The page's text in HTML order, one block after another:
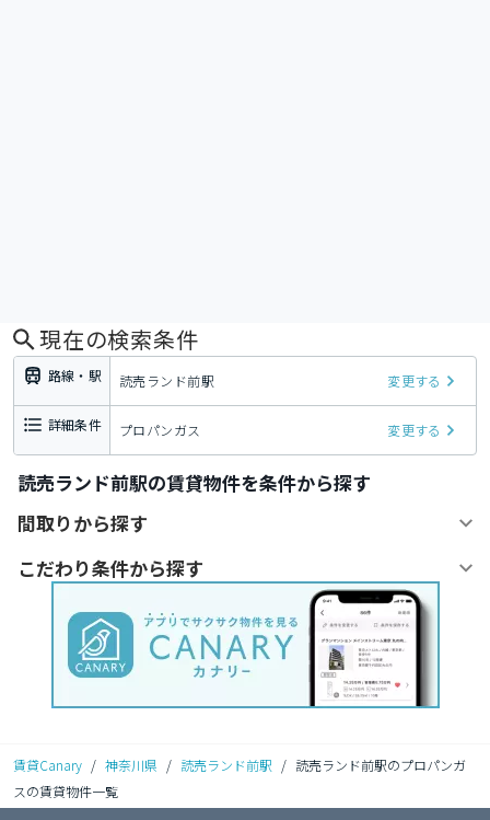
現在の検索条件
路線・駅 読売ランド前駅 変更する
詳細条件 プロパンガス 変更する
読売ランド前駅の賃貸物件を条件から探す
間取りから探す
こだわり条件から探す
賃貸Canary / 神奈川県 / 読売ランド前駅 / 読売ランド前駅のプロパンガ
スの賃貸物件一覧